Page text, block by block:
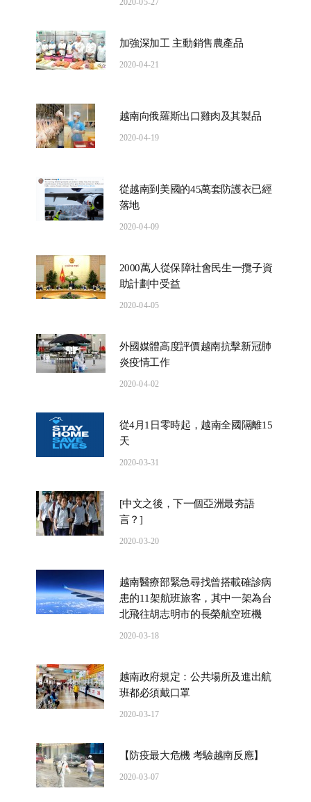
加強深加工 主動銷售農產品
2020-04-21
越南向俄羅斯出口雞肉及其製品
2020-04-19
從越南到美國的45萬套防護衣已經
落地
2020-04-09
2000萬人從保障社會民生一攬子資
助計劃中受益
2020-04-05
外國媒體高度評價越南抗擊新冠肺
炎疫情工作
2020-04-02
從4月1日零時起，越南全國隔離15
天
2020-03-31
[中文之後，下一個亞洲最夯語
言？]
2020-03-20
越南醫療部緊急尋找曾搭載確診病
患的11架航班旅客，其中一架為台
北飛往胡志明市的長榮航空班機
2020-03-18
越南政府規定：公共場所及進出航
班都必須戴口罩
2020-03-17
【防疫最大危機 考驗越南反應】
2020-03-07